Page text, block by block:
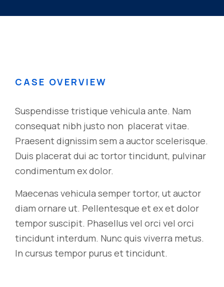
CASE OVERVIEW
Suspendisse tristique vehicula ante. Nam
consequat nibh justo non placerat vitae.
Praesent dignissim sem a auctor scelerisque.
Duis placerat dui ac tortor tincidunt, pulvinar
condimentum ex dolor.
Maecenas vehicula semper tortor, ut auctor
diam ornare ut. Pellentesque et ex et dolor
tempor suscipit. Phasellus vel orci vel orci
tincidunt interdum. Nunc quis viverra metus.
In cursus tempor purus et tincidunt.